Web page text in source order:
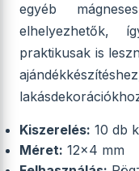
egyéb
elhelyezhetők,
praktikusak is
Kiszerelés: 10 db
Méret: 12x4 mm